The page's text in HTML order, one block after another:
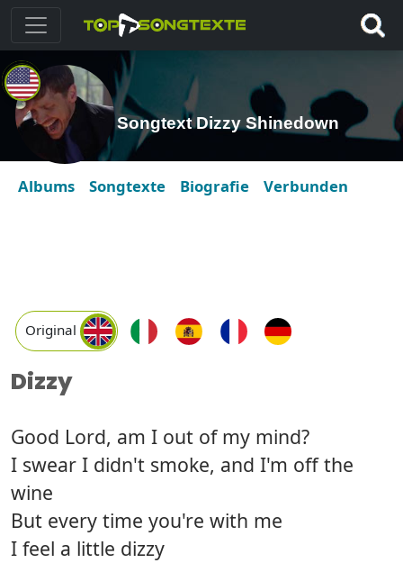
Songtext Dizzy Shinedown
Albums Songtexte Biografie Verbunden
Original
Dizzy
Good Lord, am I out of my mind?
I swear I didn't smoke, and I'm off the
wine
But every time you're with me
I feel a little dizzy